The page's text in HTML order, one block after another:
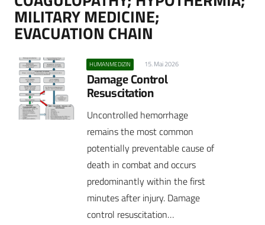
MILITARY MEDICINE;
EVACUATION CHAIN
HUMANMEDIZIN 15. Mai 2026
Damage Control
Resuscitation
Uncontrolled hemorrhage
remains the most common
potentially preventable cause of
death in combat and occurs
predominantly within the first
minutes after injury. Damage
control resuscitation…